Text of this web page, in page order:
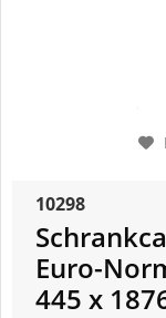
10298
Euro-
445 x